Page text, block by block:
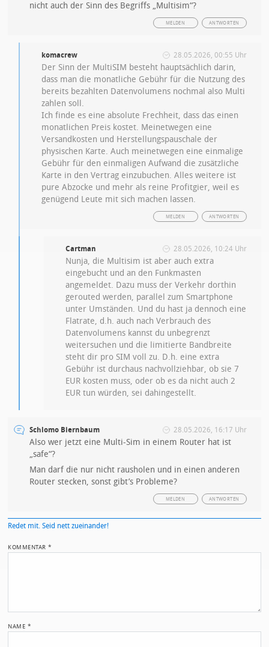
nicht auch der Sinn des Begriffs „Multisim“?
ANTWORTEN
MELDEN
komacrew 28.05.2026, 00:55 Uhr
Der Sinn der MultiSIM besteht hauptsächlich darin,
dass man die monatliche Gebühr für die Nutzung des
bereits bezahlten Datenvolumens nochmal also Multi
zahlen soll.
Ich finde es eine absolute Frechheit, dass das einen
monatlichen Preis kostet. Meinetwegen eine
Versandkosten und Herstellungspauschale der
physischen Karte. Auch meinetwegen eine einmalige
Gebühr für den einmaligen Aufwand die zusätzliche
Karte in den Vertrag einzubuchen. Alles weitere ist
pure Abzocke und mehr als reine Profitgier, weil es
genügend Leute mit sich machen lassen.
ANTWORTEN
MELDEN
Cartman 28.05.2026, 10:24 Uhr
Nunja, die Multisim ist aber auch extra
eingebucht und an den Funkmasten
angemeldet. Dazu muss der Verkehr dorthin
gerouted werden, parallel zum Smartphone
unter Umständen. Und du hast ja dennoch eine
Flatrate, d.h. auch nach Verbrauch des
Datenvolumens kannst du unbegrenzt
weitersuchen und die limitierte Bandbreite
steht dir pro SIM voll zu. D.h. eine extra
Gebühr ist durchaus nachvollziehbar, ob sie 7
EUR kosten muss, oder ob es da nicht auch 2
EUR tun würden, sei dahingestellt.
Schlomo Biernbaum 28.05.2026, 16:17 Uhr
Also wer jetzt eine Multi-Sim in einem Router hat ist
„safe“?
Man darf die nur nicht rausholen und in einen anderen
Router stecken, sonst gibt’s Probleme?
ANTWORTEN
MELDEN
Redet mit. Seid nett zueinander!
KOMMENTAR*
NAME *